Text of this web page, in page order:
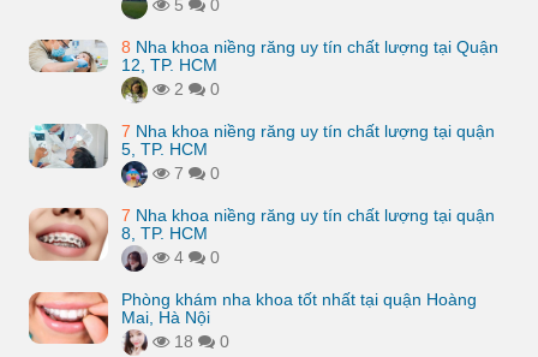
5
0
8 Nha khoa niềng răng uy tín chất lượng tại Quận
12, TP. HCM
2
0
7 Nha khoa niềng răng uy tín chất lượng tại quận
5, TP. HCM
7
0
7 Nha khoa niềng răng uy tín chất lượng tại quận
8, TP. HCM
4
0
Phòng khám nha khoa tốt nhất tại quận Hoàng
Mai, Hà Nội
18
0